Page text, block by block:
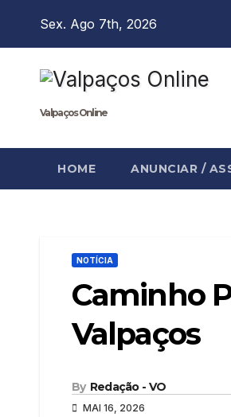
Sex. Ago 7th, 2026
Valpaços Online
HOME ANUNCIAR /
NOTÍCIA
Caminho
Valpaços
By Redação - VO
MAI 16, 2026